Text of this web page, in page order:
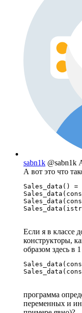
sabn1k @sabn1k
А вот это что
Sales_data()
Если я в классе
конструкторы,
образом здесь в
программа
переменных и